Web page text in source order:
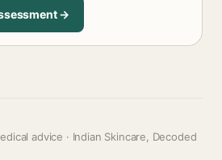
→
advice · Indian Skincare, Decoded